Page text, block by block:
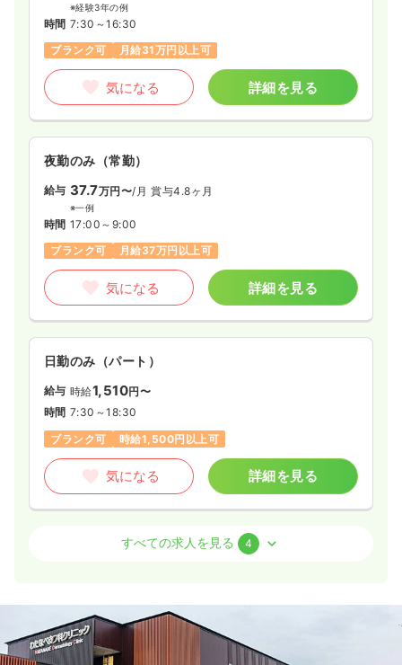
※経験3年の例
時間 7:30～16:30
ブランク可
月給31万円以上可
気になる 詳細を見る
夜勤のみ（常勤）
給与 37.7万円〜/月 賞与4.8ヶ月
※一例
時間 17:00～9:00
ブランク可
月給37万円以上可
気になる 詳細を見る
日勤のみ（パート）
給与 時給1,510円〜
時間 7:30～18:30
ブランク可
時給1,500円以上可
気になる 詳細を見る
オペ室(手術室)正看護師
22.6〜30.5 万円/月
※一例
時間 8:30～17:30
すべての求人を見る 4